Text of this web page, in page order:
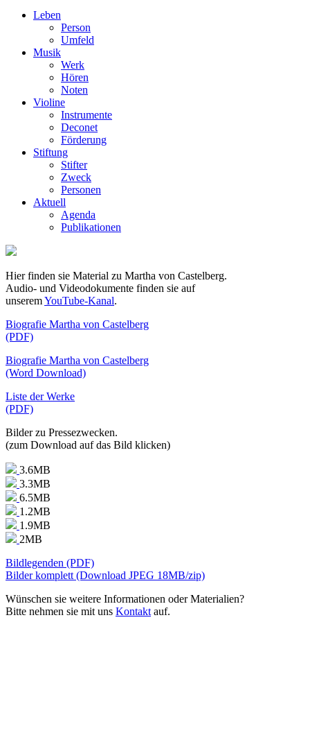
Leben
Person
Umfeld
Musik
Werk
Hören
Noten
Violine
Instrumente
Deconet
Förderung
Stiftung
Stifter
Zweck
Personen
Aktuell
Agenda
Publikationen
Hier finden sie Material zu Martha von Castelberg.
Audio- und Videodokumente finden sie auf
unseremYouTube-Kanal.
Biografie Martha von Castelberg
(PDF)
Biografie Martha von Castelberg
(Word Download)
Liste der Werke
(PDF)
Bilder zu Pressezwecken.
(zum Download auf das Bild klicken)
3.6MB
3.3MB
6.5MB
1.2MB
1.9MB
2MB
Bildlegenden (PDF)
Bilder komplett (Download JPEG 18MB/zip)
Wünschen sie weitere Informationen oder Materialien?
Bitte nehmen sie mit uns Kontakt auf.